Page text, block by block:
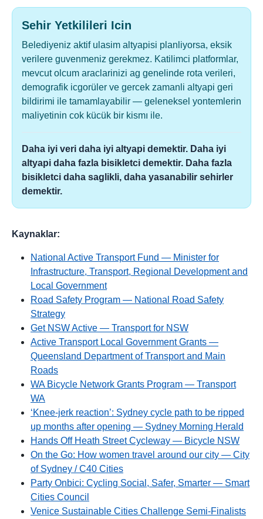
Sehir Yetkilileri Icin
Belediyeniz aktif ulasim altyapisi planliyorsa, eksik
verilere guvenmeniz gerekmez. Katilimci platformlar,
mevcut olcum araclarinizi ag genelinde rota verileri,
demografik icgorüler ve gercek zamanli altyapi geri
bildirimi ile tamamlayabilir — geleneksel yontemlerin
maliyetinin cok kücük bir kismı ile.
Daha iyi veri daha iyi altyapi demektir. Daha iyi
altyapi daha fazla bisikletci demektir. Daha fazla
bisikletci daha saglikli, daha yasanabilir sehirler
demektir.
Kaynaklar:
National Active Transport Fund — Minister for
Infrastructure, Transport, Regional Development and
Local Government
Road Safety Program — National Road Safety
Strategy
Get NSW Active — Transport for NSW
Active Transport Local Government Grants —
Queensland Department of Transport and Main
Roads
WA Bicycle Network Grants Program — Transport
WA
‘Knee-jerk reaction’: Sydney cycle path to be ripped
up months after opening — Sydney Morning Herald
Hands Off Heath Street Cycleway — Bicycle NSW
On the Go: How women travel around our city — City
of Sydney / C40 Cities
Party Onbici: Cycling Social, Safer, Smarter — Smart
Cities Council
Venice Sustainable Cities Challenge Semi-Finalists